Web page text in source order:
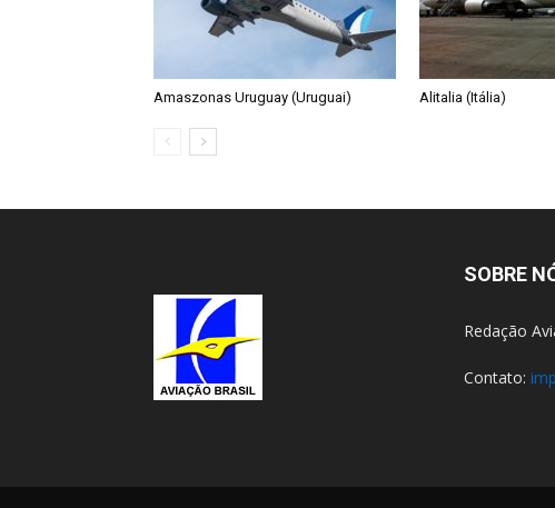
Amaszonas Uruguay (Uruguai) Alitalia (Itália)
SOBRE
Redação
Contato: